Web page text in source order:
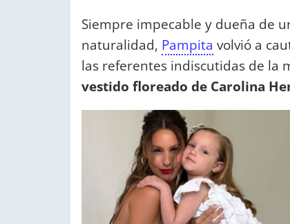
Siempre impecable y dueña de
naturalidad, Pampita volvió a
las referentes indiscutidas de la
vestido floreado de Carolina